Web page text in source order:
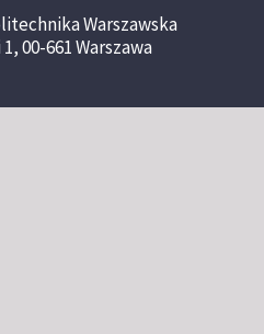
Warszawska
00-661 Warszawa